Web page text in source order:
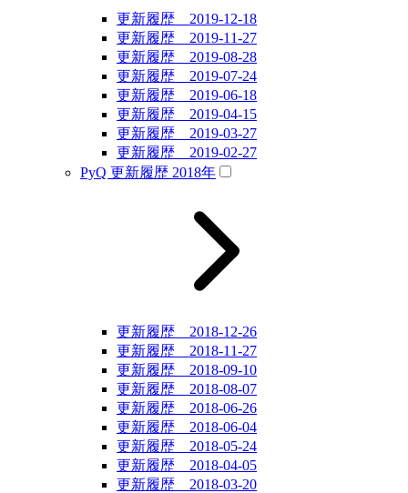
更新履歴 2019-12-18
更新履歴 2019-11-27
更新履歴 2019-08-28
更新履歴 2019-07-24
更新履歴 2019-06-18
更新履歴 2019-04-15
更新履歴 2019-03-27
更新履歴 2019-02-27
PyQ 更新履歴 2018年
更新履歴 2018-12-26
更新履歴 2018-11-27
更新履歴 2018-09-10
更新履歴 2018-08-07
更新履歴 2018-06-26
更新履歴 2018-06-04
更新履歴 2018-05-24
更新履歴 2018-04-05
更新履歴 2018-03-20